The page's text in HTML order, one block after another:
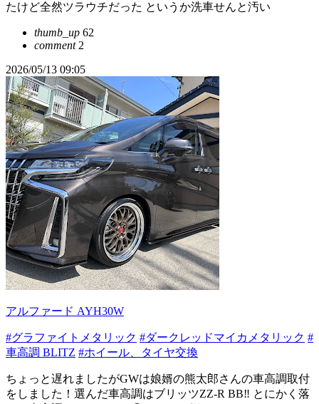
たけど全然ツラウチだった というか洗車せんと汚い
thumb_up 62
comment2
2026/05/13 09:05
アルファード AYH30W
#グラファイトメタリック #ダークレッドマイカメタリック #
車高調 BLITZ #ホイール、タイヤ交換
ちょっと遅れましたがGWは娘婿の熊太郎さんの車高調取付
をしました！選んだ車高調はブリッツZZ-R BB‼︎ とにかく落